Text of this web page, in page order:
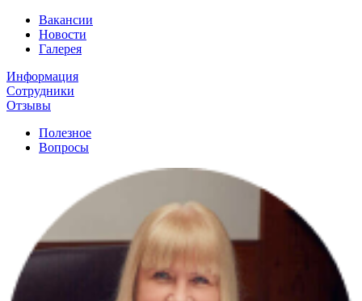
Вакансии
Новости
Галерея
Информация
Сотрудники
Отзывы
Полезное
Вопросы